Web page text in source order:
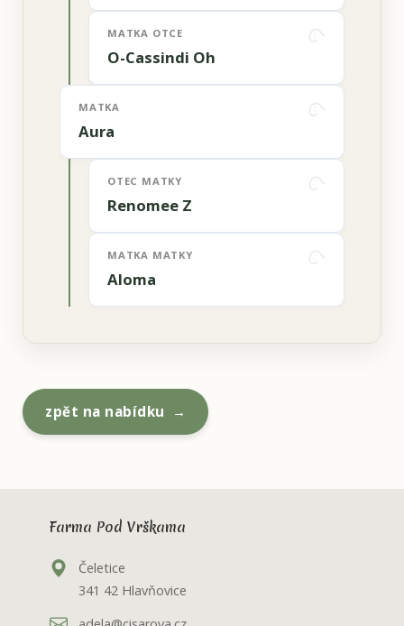
MATKA OTCE
O-Cassindi Oh
MATKA
Aura
OTEC MATKY
Renomee Z
MATKA MATKY
Aloma
zpět na nabídku
Farma Pod Vrškama
Čeletice
341 42 Hlavňovice